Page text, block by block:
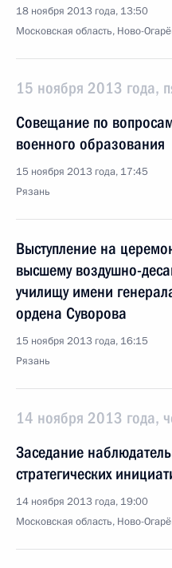
18 ноября 2013 года, 13:50
Московская область, Ново-
15 ноября 2013 года,
Совещание по
военного образования
15 ноября 2013 года, 17:45
Рязань
Выступление на
высшему воздушно-
училищу имени
ордена Суворова
15 ноября 2013 года, 16:15
Рязань
14 ноября 2013 года,
Заседание
стратегических
14 ноября 2013 года, 19:00
Московская область, Ново-